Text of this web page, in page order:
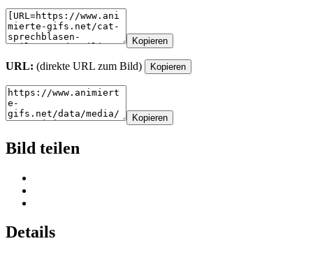
Kopieren
URL: (direkte URL zum Bild) Kopieren
Kopieren
Bild teilen
Details